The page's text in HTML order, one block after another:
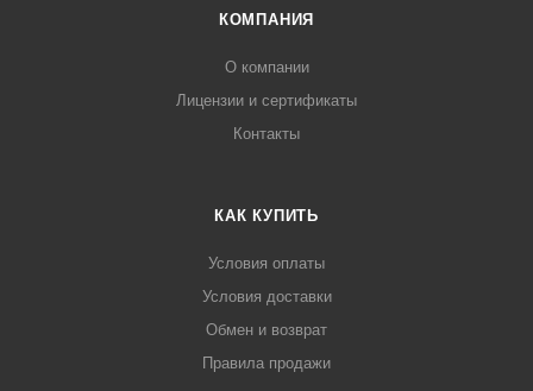
КОМПАНИЯ
О компании
Лицензии и сертификаты
Контакты
КАК КУПИТЬ
Условия оплаты
Условия доставки
Обмен и возврат
Правила продажи